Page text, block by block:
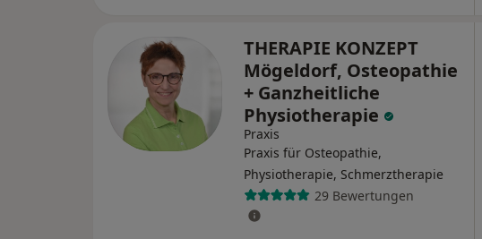
THERAPIE KONZEPT
Mögeldorf, Osteopathie
+ Ganzheitliche
Physiotherapie
Praxis
Praxis für Osteopathie,
Physiotherapie, Schmerztherapie
29 Bewertungen